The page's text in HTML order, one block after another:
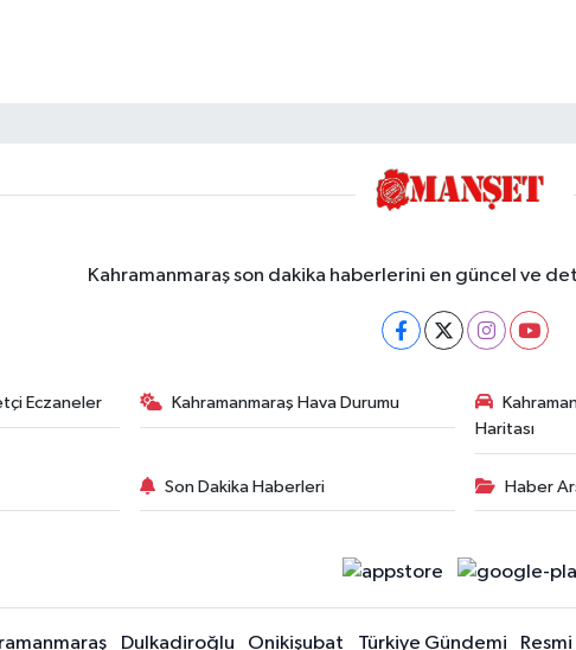
Kahramanmaraş son dakika haberlerini en güncel ve
Eczaneler Kahramanmaraş Hava Durumu
Haritası
Son Dakika Haberleri Haber
Dulkadiroğlu Onikişubat Türkiye Gündemi